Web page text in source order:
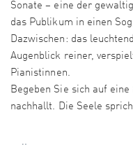
Sonate – eine der
das Publikum in einen
Dazwischen: das
Augenblick reiner,
Pianistinnen.
Begeben Sie sich auf
nachhallt. Die Seele